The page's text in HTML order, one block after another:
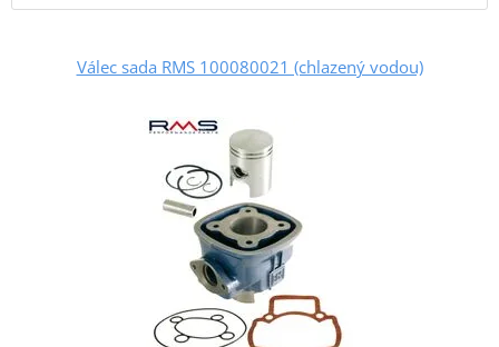
Válec sada RMS 100080021 (chlazený vodou)